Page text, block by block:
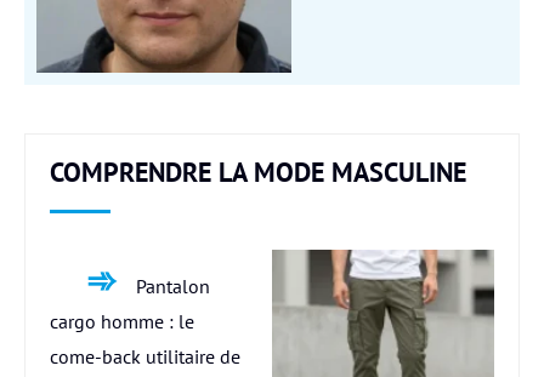
COMPRENDRE LA MODE MASCULINE
Pantalon
cargo homme : le
come-back utilitaire de